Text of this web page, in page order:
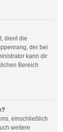
dient die
der bei
kann dir
Bereich
einschließlich
weitere